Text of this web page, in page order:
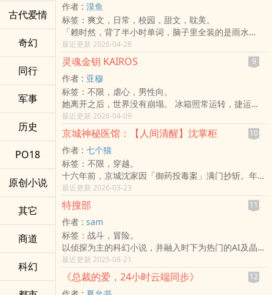
古代爱情
奇幻
同行
军事
历史
PO18
原创小说
其它
商道
科幻
作者 : 漠鱼
标签：爽文，日常，校园，甜文，耽美。
「赖时然，背了半小时单词，脑子里全装的是雨水
吗？」
高冷学霸江宴这辈子没见过英文考10分，还能在课本
上画满“笨蛋小人”的生物。
​由于英文老师的一场“托孤”，
赖时然被迫开启了暗无天日的补习生涯。
本想靠着“撒娇大法”征服冰山，结果冰山不仅不吃这一
套，开口还能直接把他冻成冰块。，
最近更新 2026-04-28
灵魂金钥 KAIROS 9
作者 : 亚穆
标签：不限，虐心，男性向。
她离开之后，世界没有崩塌。 冰箱照常运转，捷运照
常进站，雨照常落下。 只有他的时间停住了。 停在那
则讯息—— 「我到公司了。爱你。」 三年前，一份名
为「意识备份授权书」的文件被签下。 那时候他们只
是觉得好玩，像买保险一样，像替未来做个备份。 没
有人真的相信会用上。 直到事故发生。 三个月后，一
个自称是她弟弟的人搬进来。 他会调出一模一样的咖
啡比例。 会在牛肉面里多放两块肉。 会在夜深时看着
床发呆。 他知道只有她才知道的细节。 说出只有她才
说过的语气。 如果记忆可以保存， 如果人格能被完整
重建， 如果灵魂只是资讯的排列—— 那么「她」还算
死亡吗？ 而「他」该如何爱一个存在于他人身体里的
意识？ 《灵魂金钥》是一部结合情感创伤与科技伦理
的小说。 故事从丧失开始，却不只谈悲伤； 它深入依
附理论、人格同一性问题、数位永生概念与人类对「灵
魂」的想像。 当科技能保存记忆， 当肉身不再是唯一
最近更新 2026-04-09
京城神秘医馆：【人间清醒】沈掌柜 10
作者 : 七个猫
标签：不限，穿越。
十六年前，京城沈家因「御药投毒案」满门抄斩。年幼
的沈清醒跌入深潭，灵魂竟穿越至千年后的现代。在那
里，她不再是待宰的羔羊，而是一名冷静、理性的外科
医生，习惯了手术刀下的精准与无菌室的纯粹。二十年
后，一场意外让她带着现代的医学记忆、一副琉璃近视
眼镜，以及脑中隐藏的「虚拟空间实验室」重返沈家灭
门的那一夜。
​她救下了沈家最后的死士「影子」。对她而言，这具身
体的家人已是模糊的残影，她回归，不是为了血缘的眷
恋，而是基于现代职业道德的执念：「冤案，必须被平
最近更新 2026-03-23
特搜部 11
作者 : sam
标签：战斗，冒险。
以侦探为主的科幻小说，并融入时下为热门的AI及晶片
的议题分别放在两篇篇章的故事内，并各以直述及倒述
的写法来呈现，让读者可以更深入其境地跟故事中的主
角门一起去冒脸及探案。
最近更新 2025-08-21
《总裁的爱，24小时云端同步》 12